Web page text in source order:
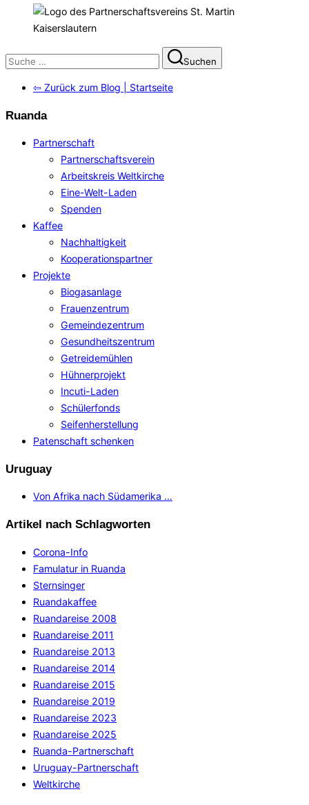
Suchen
nach:
Suchen
⇦ Zurück zum Blog | Startseite
Ruanda
Partnerschaft
Partnerschaftsverein
Arbeitskreis Weltkirche
Eine-Welt-Laden
Spenden
Kaffee
Nachhaltigkeit
Kooperationspartner
Projekte
Biogasanlage
Frauenzentrum
Gemeindezentrum
Gesundheitszentrum
Getreidemühlen
Hühnerprojekt
Incuti-Laden
Schülerfonds
Seifenherstellung
Patenschaft schenken
Uruguay
Von Afrika nach Südamerika …
Artikel nach Schlagworten
Corona-Info
Famulatur in Ruanda
Sternsinger
Ruandakaffee
Ruandareise 2008
Ruandareise 2011
Ruandareise 2013
Ruandareise 2014
Ruandareise 2015
Ruandareise 2019
Ruandareise 2023
Ruandareise 2025
Ruanda-Partnerschaft
Uruguay-Partnerschaft
Weltkirche